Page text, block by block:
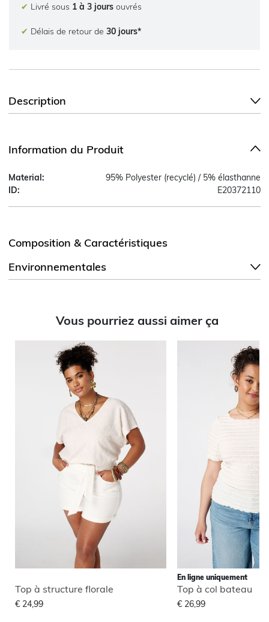
✔ Livré sous 1 à 3 jours ouvrés
✔ Délais de retour de 30 jours*
Description
Information du Produit
Material:
95% Polyester (recyclé) / 5% élasthanne
ID:
E20372110
Composition & Caractéristiques
Environnementales
Vous pourriez aussi aimer ça
Top à structure florale
€ 24,99
En ligne uniquement
Top à col bateau
€ 26,99